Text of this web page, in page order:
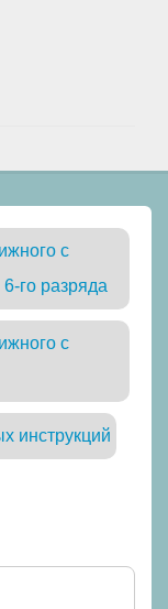
с
го разряда
с
инструкций